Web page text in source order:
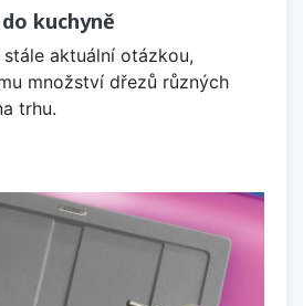
kuchyně
aktuální otázkou,
množství dřezů různých
trhu.